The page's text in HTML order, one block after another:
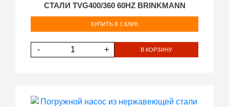
СТАЛИ TVG400/360 60HZ BRINKMANN
КУПИТЬ В 1 КЛИК
- + В КОРЗИНУ